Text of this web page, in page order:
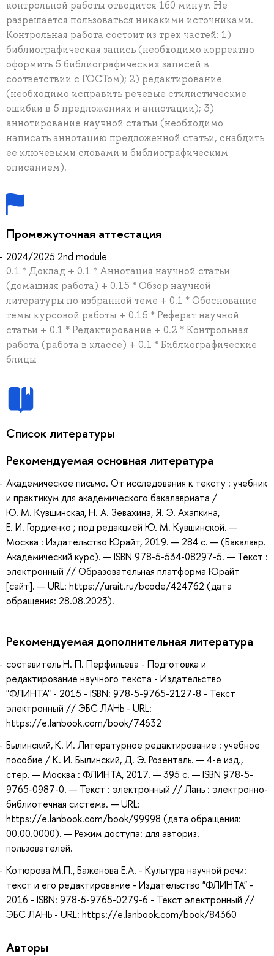
контрольной работы отводится 160 минут. Не
разрешается пользоваться никакими источниками.
Контрольная работа состоит из трех частей: 1)
библиографическая запись (необходимо корректно
оформить 5 библиографических записей в
соответствии с ГОСТом); 2) редактирование
(необходимо исправить речевые стилистические
ошибки в 5 предложениях и аннотации); 3)
аннотирование научной статьи (необходимо
написать аннотацию предложенной статьи, снабдить
ее ключевыми словами и библиографическим
описанием).
Промежуточная аттестация
2024/2025 2nd module
0.1 * Доклад + 0.1 * Аннотация научной статьи
(домашняя работа) + 0.15 * Обзор научной
литературы по избранной теме + 0.1 * Обоснование
темы курсовой работы + 0.15 * Реферат научной
статьи + 0.1 * Редактирование + 0.2 * Контрольная
работа (работа в классе) + 0.1 * Библиографические
блицы
Список литературы
Рекомендуемая основная литература
Академическое письмо. От исследования к тексту : учебник
и практикум для академического бакалавриата /
Ю. М. Кувшинская, Н. А. Зевахина, Я. Э. Ахапкина,
Е. И. Гордиенко ; под редакцией Ю. М. Кувшинской. —
Москва : Издательство Юрайт, 2019. — 284 с. — (Бакалавр.
Академический курс). — ISBN 978-5-534-08297-5. — Текст :
электронный // Образовательная платформа Юрайт
[сайт]. — URL: https://urait.ru/bcode/424762 (дата
обращения: 28.08.2023).
Рекомендуемая дополнительная литература
составитель Н. П. Перфильева - Подготовка и
редактирование научного текста - Издательство
"ФЛИНТА" - 2015 - ISBN: 978-5-9765-2127-8 - Текст
электронный // ЭБС ЛАНЬ - URL:
https://e.lanbook.com/book/74632
Былинский, К. И. Литературное редактирование : учебное
пособие / К. И. Былинский, Д. Э. Розенталь. — 4-е изд.,
стер. — Москва : ФЛИНТА, 2017. — 395 с. — ISBN 978-5-
9765-0987-0. — Текст : электронный // Лань : электронно-
библиотечная система. — URL:
https://e.lanbook.com/book/99998 (дата обращения:
00.00.0000). — Режим доступа: для авториз.
пользователей.
Котюрова М.П., Баженова Е.А. - Культура научной речи:
текст и его редактирование - Издательство "ФЛИНТА" -
2016 - ISBN: 978-5-9765-0279-6 - Текст электронный //
ЭБС ЛАНЬ - URL: https://e.lanbook.com/book/84360
Авторы